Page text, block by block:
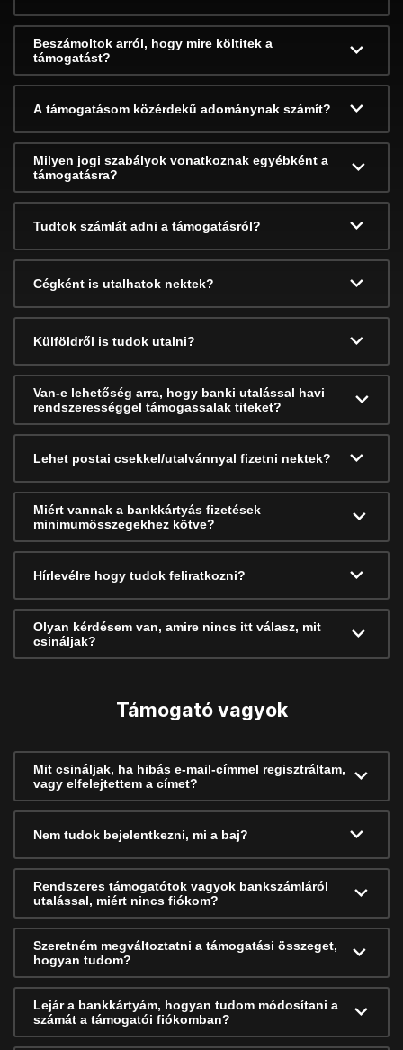
Beszámoltok arról, hogy mire költitek a
támogatást?
A támogatásom közérdekű adománynak számít?
Milyen jogi szabályok vonatkoznak egyébként a
támogatásra?
Tudtok számlát adni a támogatásról?
Cégként is utalhatok nektek?
Külföldről is tudok utalni?
Van-e lehetőség arra, hogy banki utalással havi
rendszerességgel támogassalak titeket?
Lehet postai csekkel/utalvánnyal fizetni nektek?
Miért vannak a bankkártyás fizetések
minimumösszegekhez kötve?
Hírlevélre hogy tudok feliratkozni?
Olyan kérdésem van, amire nincs itt válasz, mit
csináljak?
Támogató vagyok
Mit csináljak, ha hibás e-mail-címmel regisztráltam,
vagy elfelejtettem a címet?
Nem tudok bejelentkezni, mi a baj?
Rendszeres támogatótok vagyok bankszámláról
utalással, miért nincs fiókom?
Szeretném megváltoztatni a támogatási összeget,
hogyan tudom?
Lejár a bankkártyám, hogyan tudom módosítani a
számát a támogatói fiókomban?